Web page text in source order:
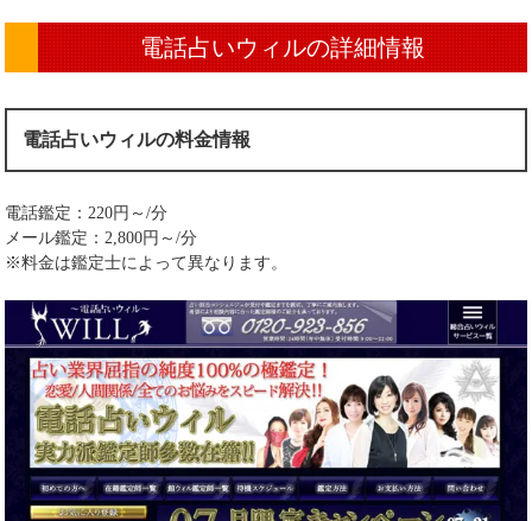
電話占いウィルの詳細情報
電話占いウィルの料金情報
電話鑑定：220円～/分
メール鑑定：2,800円～/分
※料金は鑑定士によって異なります。